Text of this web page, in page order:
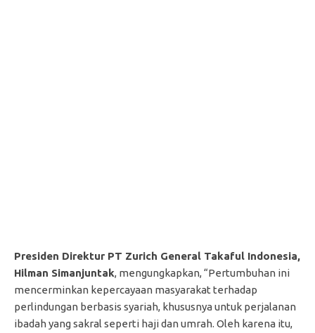
Presiden Direktur PT Zurich General Takaful Indonesia,
Hilman Simanjuntak, mengungkapkan, “Pertumbuhan ini
mencerminkan kepercayaan masyarakat terhadap
perlindungan berbasis syariah, khususnya untuk perjalanan
ibadah yang sakral seperti haji dan umrah. Oleh karena itu,